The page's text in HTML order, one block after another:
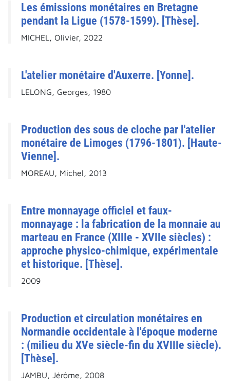
Les émissions monétaires en Bretagne
pendant la Ligue (1578-1599). [Thèse].
MICHEL, Olivier, 2022
L'atelier monétaire d'Auxerre. [Yonne].
LELONG, Georges, 1980
Production des sous de cloche par l'atelier
monétaire de Limoges (1796-1801). [Haute-
Vienne].
MOREAU, Michel, 2013
Entre monnayage officiel et faux-
monnayage : la fabrication de la monnaie au
marteau en France (XIIIe - XVIIe siècles) :
approche physico-chimique, expérimentale
et historique. [Thèse].
2009
Production et circulation monétaires en
Normandie occidentale à l'époque moderne
: (milieu du XVe siècle-fin du XVIIIe siècle).
[Thèse].
JAMBU, Jérôme, 2008